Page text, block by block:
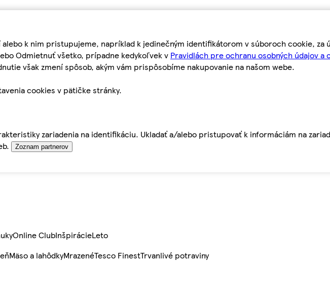
k nim pristupujeme, napríklad k jedinečným identifikátorom v súboroch cookie, za
Odmietnuť všetko, prípadne kedykoľvek v Pravidlách pre ochranu osobných údajov a
však zmení spôsob, akým vám prispôsobíme nakupovanie na našom webe.
cookies v pätičke stránky.
zariadenia na identifikáciu. Ukladať a/alebo pristupovať k informáciám na
Zoznam partnerov
Online ClubInšpirácieLeto
Mäso a lahôdkyMrazenéTesco FinestTrvanlivé potraviny